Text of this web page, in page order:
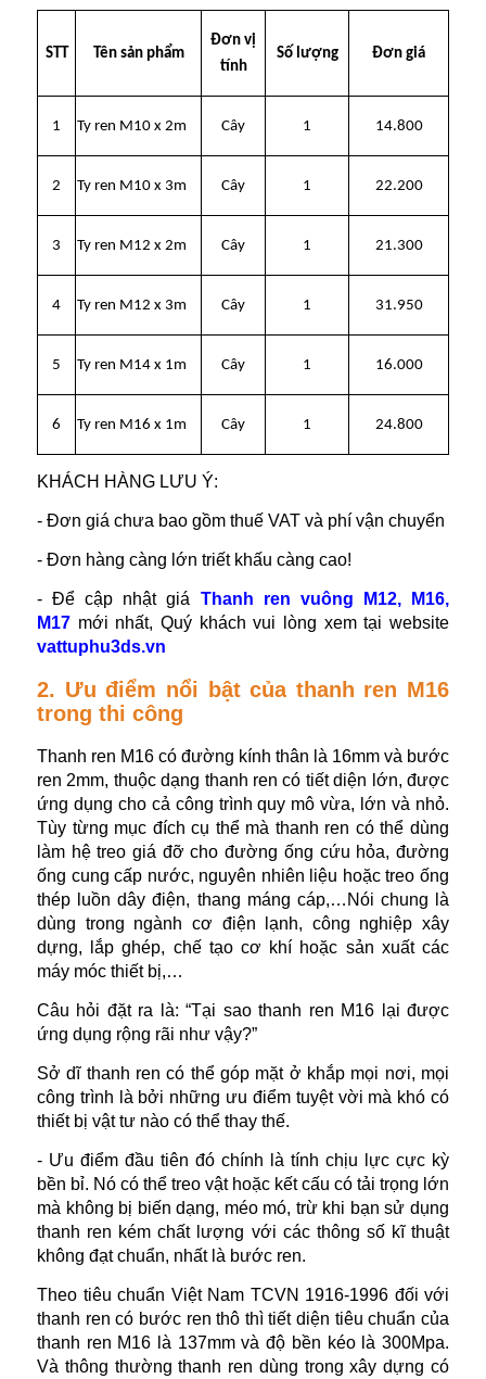
STT Tên sản phẩm
Đơn vị
tính
Số lượng Đơn giá
1 Ty ren M10 x 2m Cây 1 14.800
2 Ty ren M10 x 3m Cây 1 22.200
3 Ty ren M12 x 2m Cây 1 21.300
4 Ty ren M12 x 3m Cây 1 31.950
5 Ty ren M14 x 1m Cây 1 16.000
6 Ty ren M16 x 1m Cây 1 24.800
KHÁCH HÀNG LƯU Ý:
- Đơn giá chưa bao gồm thuế VAT và phí vận chuyển
- Đơn hàng càng lớn triết khấu càng cao!
- Để cập nhật giá Thanh ren vuông M12, M16,
M17 mới nhất, Quý khách vui lòng xem tại website
vattuphu3ds.vn
2. Ưu điểm nổi bật của thanh ren M16
trong thi công
Thanh ren M16 có đường kính thân là 16mm và bước
ren 2mm, thuộc dạng thanh ren có tiết diện lớn, được
ứng dụng cho cả công trình quy mô vừa, lớn và nhỏ.
Tùy từng mục đích cụ thể mà thanh ren có thể dùng
làm hệ treo giá đỡ cho đường ống cứu hỏa, đường
ống cung cấp nước, nguyên nhiên liệu hoặc treo ống
thép luồn dây điện, thang máng cáp,…Nói chung là
dùng trong ngành cơ điện lạnh, công nghiệp xây
dựng, lắp ghép, chế tạo cơ khí hoặc sản xuất các
máy móc thiết bị,…
Câu hỏi đặt ra là: “Tại sao thanh ren M16 lại được
ứng dụng rộng rãi như vậy?”
Sở dĩ thanh ren có thể góp mặt ở khắp mọi nơi, mọi
công trình là bởi những ưu điểm tuyệt vời mà khó có
thiết bị vật tư nào có thể thay thế.
- Ưu điểm đầu tiên đó chính là tính chịu lực cực kỳ
bền bỉ. Nó có thể treo vật hoặc kết cấu có tải trọng lớn
mà không bị biến dạng, méo mó, trừ khi bạn sử dụng
thanh ren kém chất lượng với các thông số kĩ thuật
không đạt chuẩn, nhất là bước ren.
Theo tiêu chuẩn Việt Nam TCVN 1916-1996 đối với
thanh ren có bước ren thô thì tiết diện tiêu chuẩn của
thanh ren M16 là 137mm và độ bền kéo là 300Mpa.
Và thông thường thanh ren dùng trong xây dựng có